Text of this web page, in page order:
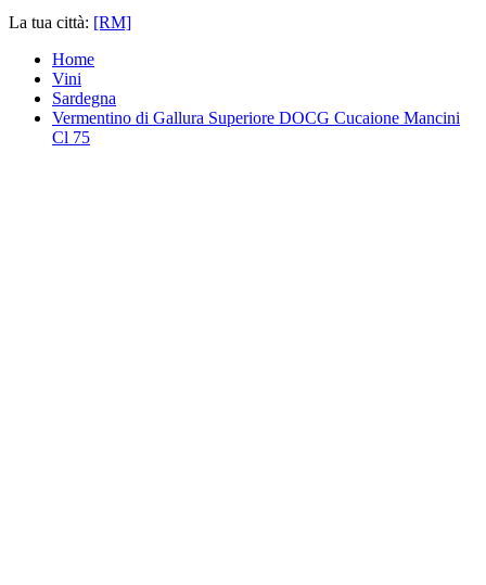
La tua città: [RM]
Home
Vini
Sardegna
Vermentino di Gallura Superiore DOCG Cucaione Mancini
Cl 75